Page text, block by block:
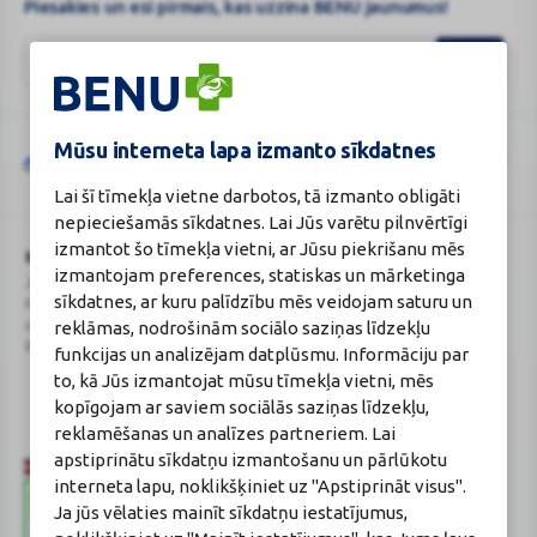
Mūsu interneta lapa izmanto sīkdatnes
Lai šī tīmekļa vietne darbotos, tā izmanto obligāti
nepieciešamās sīkdatnes. Lai Jūs varētu pilnvērtīgi
izmantot šo tīmekļa vietni, ar Jūsu piekrišanu mēs
izmantojam preferences, statiskas un mārketinga
sīkdatnes, ar kuru palīdzību mēs veidojam saturu un
reklāmas, nodrošinām sociālo saziņas līdzekļu
funkcijas un analizējam datplūsmu. Informāciju par
to, kā Jūs izmantojat mūsu tīmekļa vietni, mēs
kopīgojam ar saviem sociālās saziņas līdzekļu,
reklamēšanas un analīzes partneriem. Lai
apstiprinātu sīkdatņu izmantošanu un pārlūkotu
interneta lapu, noklikšķiniet uz "Apstiprināt visus".
Ja jūs vēlaties mainīt sīkdatņu iestatījumus,
Piesakies un esi pirmais, kas uzzina BENU jaunumus!
Google
reCAPTCHA
Šo vietni aizsargā „reCAPTCHA“, un uz to attiecas „Google“
BENU Aptieka Latvija, SIA
Juridiskā adrese / Faktiskā adrese:
Noliktavu iela 5, Dreiliņi, Stopiņu
novads, LV-2130
Reģistrācijas Nr.: 40003252167
Licence
Licences numurs: A00010
E-aptiekas kontakti
Aptiekas vadītāja:
Sertificēta farmaceite: Jeļena
Gončarova
Reģistrācijas Nr.: F-0834
Sertifikāta Nr.: 215.2025